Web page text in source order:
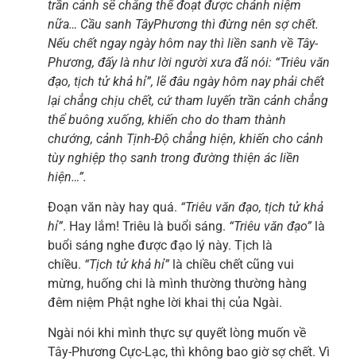
trần cảnh sẽ chẳng thể đoạt được chánh niệm
nữa… Cầu sanh TâyPhương thì đừng nên sợ chết.
Nếu chết ngay ngày hôm nay thì liền sanh về Tây-
Phương, đấy là như lời người xưa đã nói: “Triêu văn
đạo, tịch tử khả hỉ”, lẽ đâu ngày hôm nay phải chết
lại chẳng chịu chết, cứ tham luyến trần cảnh chẳng
thể buông xuống, khiến cho do tham thành
chướng, cảnh Tịnh-Độ chẳng hiện, khiến cho cảnh
tùy nghiệp thọ sanh trong đường thiện ác liền
hiện…”.
Đoạn văn này hay quá. “Triêu văn đạo, tịch tử khả
hỉ”. Hay lắm! Triêu là buổi sáng. “Triêu văn đạo” là
buổi sáng nghe được đạo lý này. Tịch là
chiều. “Tịch tử khả hỉ” là chiều chết cũng vui
mừng, huống chi là mình thường thường hàng
đêm niệm Phật nghe lời khai thị của Ngài.
Ngài nói khi mình thực sự quyết lòng muốn về
Tây-Phương Cực-Lạc, thì không bao giờ sợ chết. Vì